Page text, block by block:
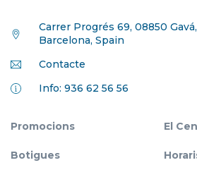
Carrer Progrés 69, 08850 Gavá,
Barcelona, Spain
Contacte
Info: 936 62 56 56
Promocions
Botigues
El